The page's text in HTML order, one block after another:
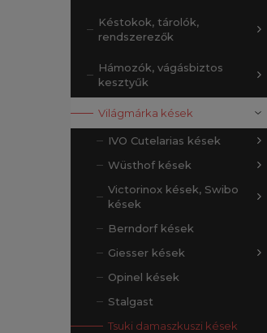
Késtokok, tárolók,
rendszerezők
Hámozók, vágásbiztos
kesztyűk
Világmárka kések
IVO Cutelarias kések
Wüsthof kések
Victorinox kések, Swibo
kések
Berndorf kések
Giesser kések
Opinel kések
Stalgast
Tsuki damaszkuszi kések